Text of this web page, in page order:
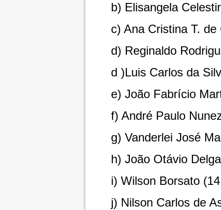
b) Elisangela
c) Ana Cristina T.
d) Reginaldo
d )Luis Carlos da
e) João Fabrício
f) André Paulo
g) Vanderlei José
h) João Otávio
i) Wilson Borsato
j) Nilson Carlos de